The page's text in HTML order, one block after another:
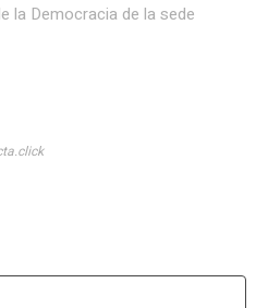
la Democracia de la sede